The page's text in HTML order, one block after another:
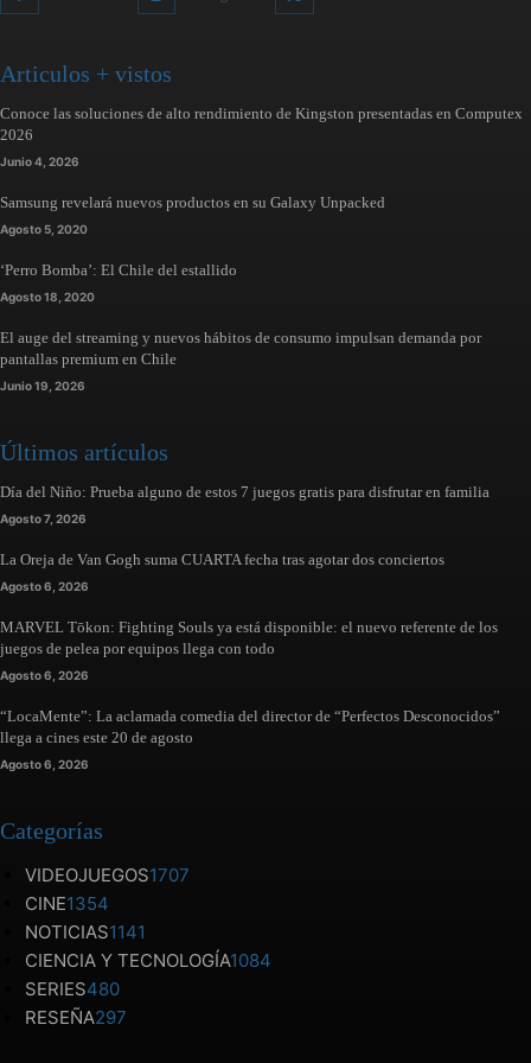
Articulos + vistos
Conoce las soluciones de alto rendimiento de Kingston presentadas en Computex
2026
Junio 4, 2026
Samsung revelará nuevos productos en su Galaxy Unpacked
Agosto 5, 2020
‘Perro Bomba’: El Chile del estallido
Agosto 18, 2020
El auge del streaming y nuevos hábitos de consumo impulsan demanda por
pantallas premium en Chile
Junio 19, 2026
Últimos artículos
Día del Niño: Prueba alguno de estos 7 juegos gratis para disfrutar en familia
Agosto 7, 2026
La Oreja de Van Gogh suma CUARTA fecha tras agotar dos conciertos
Agosto 6, 2026
MARVEL Tōkon: Fighting Souls ya está disponible: el nuevo referente de los
juegos de pelea por equipos llega con todo
Agosto 6, 2026
“LocaMente”: La aclamada comedia del director de “Perfectos Desconocidos”
llega a cines este 20 de agosto
Agosto 6, 2026
Categorías
VIDEOJUEGOS1707
CINE1354
NOTICIAS1141
CIENCIA Y TECNOLOGÍA1084
SERIES480
RESEÑA297